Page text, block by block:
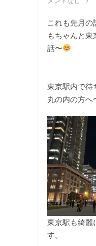
これも先月の
もちゃんと
話〜
東京駅内で待
丸の内の方へ
東京駅も綺麗
す。